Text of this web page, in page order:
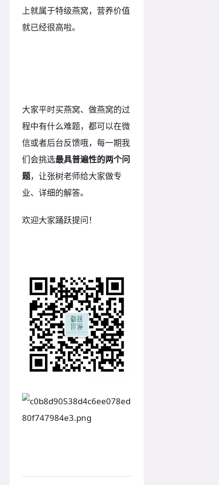
上就属于特级燕窝，营养价值
就已经很高啦。
大家平时买燕窝、做燕窝的过
程中有什么难题，都可以在微
信或者后台反馈哦，每一期我
们会挑选最具普遍性的两个问
题，让张树老师给大家做专
业、详细的解答。
欢迎大家踊跃提问！